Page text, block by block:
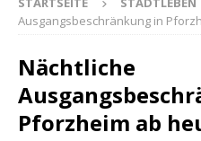
Ausgangsbeschränkung in
Nächtliche
Pforzheim ab